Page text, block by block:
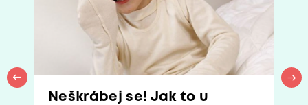
Neškrábej se! Jak to u